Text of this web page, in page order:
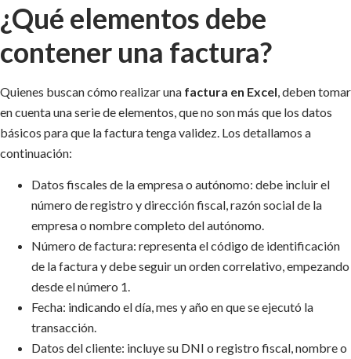
¿Qué elementos debe
contener una factura?
Quienes buscan cómo realizar una factura en Excel, deben tomar
en cuenta una serie de elementos, que no son más que los datos
básicos para que la factura tenga validez. Los detallamos a
continuación:
Datos fiscales de la empresa o autónomo: debe incluir el
número de registro y dirección fiscal, razón social de la
empresa o nombre completo del autónomo.
Número de factura: representa el código de identificación
de la factura y debe seguir un orden correlativo, empezando
desde el número 1.
Fecha: indicando el día, mes y año en que se ejecutó la
transacción.
Datos del cliente: incluye su DNI o registro fiscal, nombre o